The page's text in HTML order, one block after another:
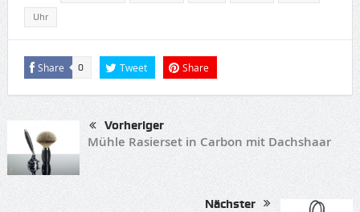
Uhr
Share 0 Tweet Share
Vorheriger
Mühle Rasierset in Carbon mit Dachshaar
Nächster